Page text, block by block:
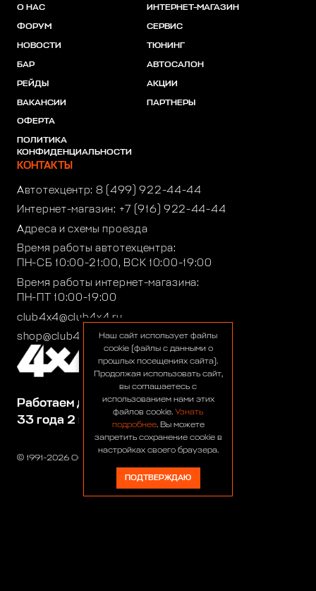
© 1991-2026 ООО «Сервис 4х4»
Работаем для вас:
33 года 2 месяца 22 дня
О НАС
ФОРУМ
НОВОСТИ
БАР
РЕЙДЫ
ВАКАНСИИ
ОФЕРТА
ПОЛИТИКА
КОНФИДЕНЦИАЛЬНОСТИ
ИНТЕРНЕТ-МАГАЗИН
СЕРВИС
ТЮНИНГ
АВТОСАЛОН
АКЦИИ
ПАРТНЕРЫ
КОНТАКТЫ
Автотехцентр: 8 (499) 922-44-44
Интернет-магазин: +7 (916) 922-44-44
Адреса и схемы проезда
Время работы автотехцентра:
ПН-СБ 10:00-21:00, ВСК 10:00-19:00
Время работы интернет-магазина:
ПН-ПТ 10:00-19:00
club4x4@club4x4.ru
shop@club4x4.ruНаш сайт использует файлы
cookie (файлы с данными о
прошлых посещениях сайта).
Продолжая использовать сайт,
вы соглашаетесь с
использованием нами этих
файлов cookie. Узнать
подробнее. Вы можете
запретить сохранение cookie в
настройках своего браузера.
ПОДТВЕРЖДАЮ